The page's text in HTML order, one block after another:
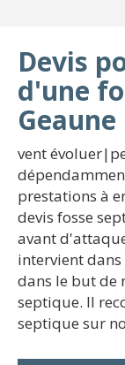
Devis
d'une
Geaune
vent
prestations à
devis fosse
avant
intervient
dans le but de
septique. Il
septique sur